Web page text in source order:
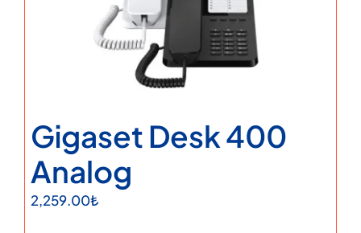
Gigaset Desk 400
Analog
2,259.00₺